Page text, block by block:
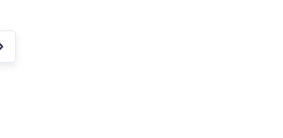
Dobíjacia Batéria pre
PS5 Ovládač White